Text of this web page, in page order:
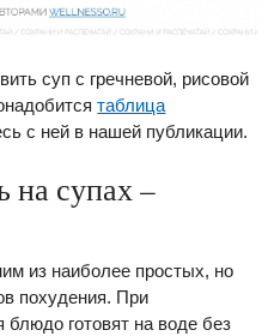
суп с гречневой, рисовой
таблица
с ней в нашей публикации.
на супах –
из наиболее простых, но
похудения. При
блюдо готовят на воде без